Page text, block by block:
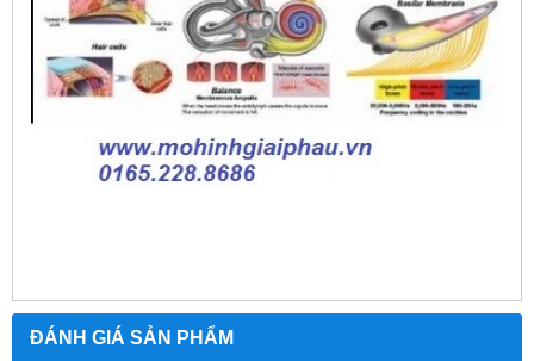
ĐÁNH GIÁ SẢN PHẨM